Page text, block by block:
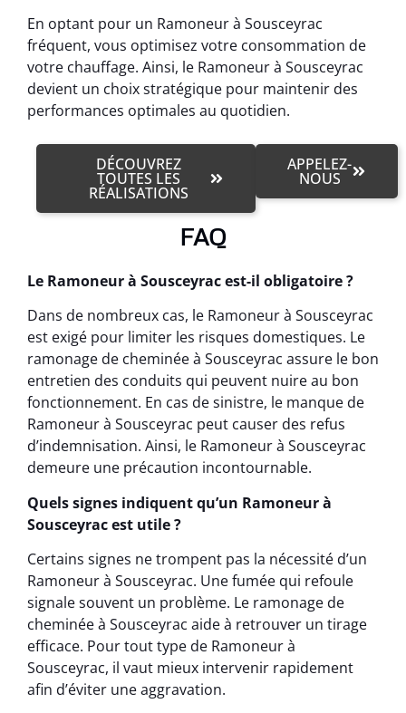
En optant pour un Ramoneur à Sousceyrac
fréquent, vous optimisez votre consommation de
votre chauffage. Ainsi, le Ramoneur à Sousceyrac
devient un choix stratégique pour maintenir des
performances optimales au quotidien.
DÉCOUVREZ
TOUTES LES
RÉALISATIONS
APPELEZ-
NOUS
FAQ
Le Ramoneur à Sousceyrac est-il obligatoire ?
Dans de nombreux cas, le Ramoneur à Sousceyrac
est exigé pour limiter les risques domestiques. Le
ramonage de cheminée à Sousceyrac assure le bon
entretien des conduits qui peuvent nuire au bon
fonctionnement. En cas de sinistre, le manque de
Ramoneur à Sousceyrac peut causer des refus
d’indemnisation. Ainsi, le Ramoneur à Sousceyrac
demeure une précaution incontournable.
Quels signes indiquent qu’un Ramoneur à
Sousceyrac est utile ?
Certains signes ne trompent pas la nécessité d’un
Ramoneur à Sousceyrac. Une fumée qui refoule
signale souvent un problème. Le ramonage de
cheminée à Sousceyrac aide à retrouver un tirage
efficace. Pour tout type de Ramoneur à
Sousceyrac, il vaut mieux intervenir rapidement
afin d’éviter une aggravation.